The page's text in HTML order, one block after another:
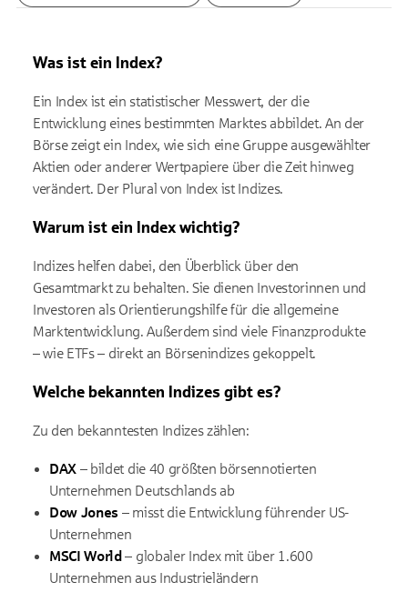
Was ist ein Index?
Ein Index ist ein statistischer Messwert, der die
Entwicklung eines bestimmten Marktes abbildet. An der
Börse zeigt ein Index, wie sich eine Gruppe ausgewählter
Aktien oder anderer Wertpapiere über die Zeit hinweg
verändert. Der Plural von Index ist Indizes.
Warum ist ein Index wichtig?
Indizes helfen dabei, den Überblick über den
Gesamtmarkt zu behalten. Sie dienen Investorinnen und
Investoren als Orientierungshilfe für die allgemeine
Marktentwicklung. Außerdem sind viele Finanzprodukte
– wie ETFs – direkt an Börsenindizes gekoppelt.
Welche bekannten Indizes gibt es?
Zu den bekanntesten Indizes zählen:
DAX – bildet die 40 größten börsennotierten
Unternehmen Deutschlands ab
Dow Jones – misst die Entwicklung führender US-
Unternehmen
MSCI World – globaler Index mit über 1.600
Unternehmen aus Industrieländern